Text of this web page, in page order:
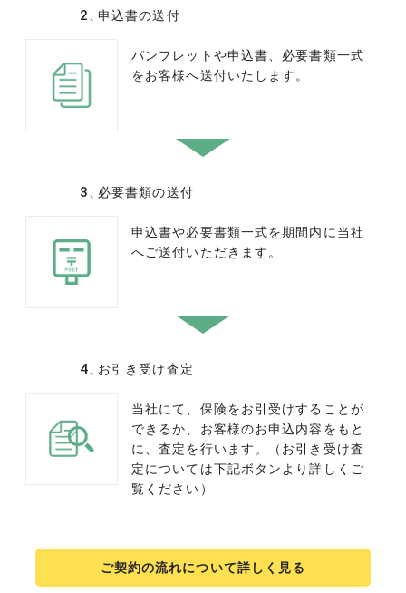
申込書の送付
パンフレットや申込書、必要書類一式
をお客様へ送付いたします。
必要書類の送付
申込書や必要書類一式を期間内に当社
へご送付いただきます。
お引き受け査定
当社にて、保険をお引受けすることが
できるか、お客様のお申込内容をもと
に、査定を行います。（お引き受け査
定については下記ボタンより詳しくご
覧ください）
ご契約の流れについて詳しく見る